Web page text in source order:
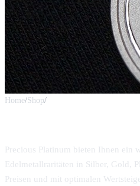
Home/Shop/
Precious Platinum bieten Ihnen ein
Edelmetallraritäten in Silber, Gold,
Preisen und mit optimalen